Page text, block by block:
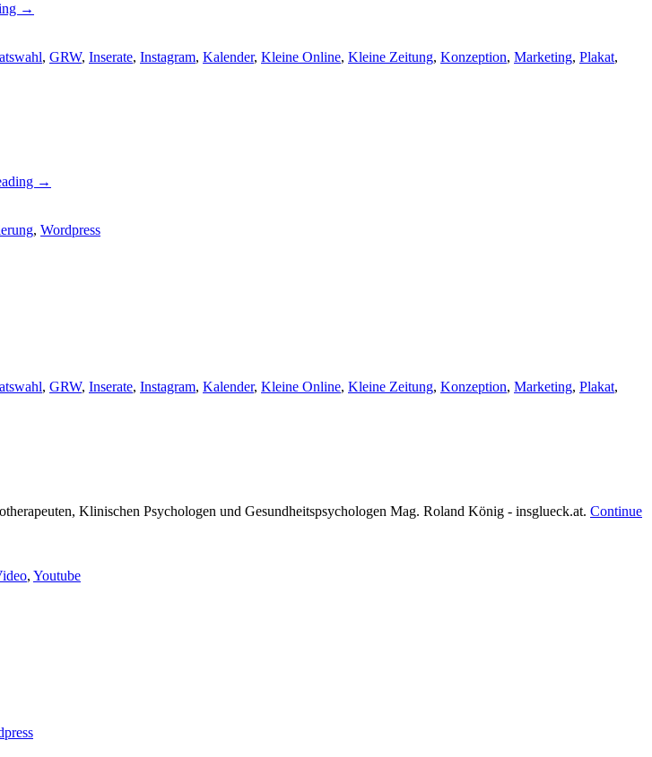
→
, GRW, Inserate, Instagram, Kalender, Kleine Online, Kleine Zeitung, Konzeption, Marketing, Plakat,
→
, Wordpress
, GRW, Inserate, Instagram, Kalender, Kleine Online, Kleine Zeitung, Konzeption, Marketing, Plakat,
Klinischen Psychologen und Gesundheitspsychologen Mag. Roland König - insglueck.at. Continue
, Youtube